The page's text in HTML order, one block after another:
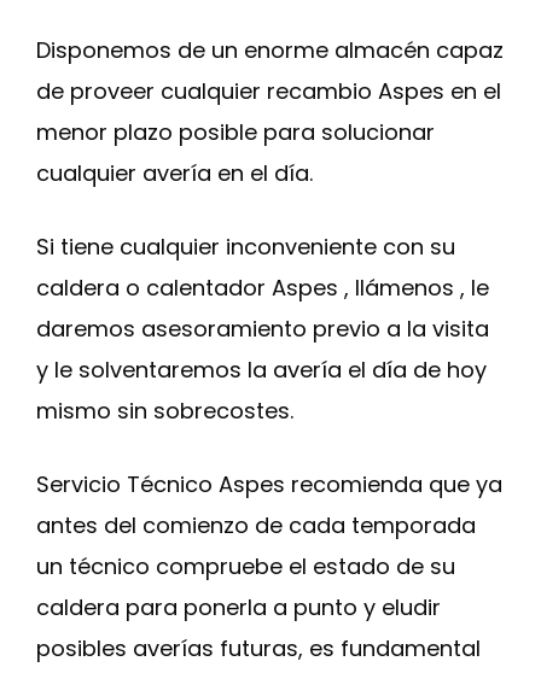
Disponemos de un enorme almacén capaz
de proveer cualquier recambio Aspes en el
menor plazo posible para solucionar
cualquier avería en el día.
Si tiene cualquier inconveniente con su
caldera o calentador Aspes , llámenos , le
daremos asesoramiento previo a la visita
y le solventaremos la avería el día de hoy
mismo sin sobrecostes.
Servicio Técnico Aspes recomienda que ya
antes del comienzo de cada temporada
un técnico compruebe el estado de su
caldera para ponerla a punto y eludir
posibles averías futuras, es fundamental